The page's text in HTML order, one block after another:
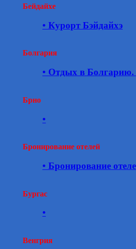
Бейдайхе
• Курорт Бэйдайхэ
Болгария
• Отдых в
Брно
•
Бронирование отелей
• Бронирование
Бургас
•
Венгрия